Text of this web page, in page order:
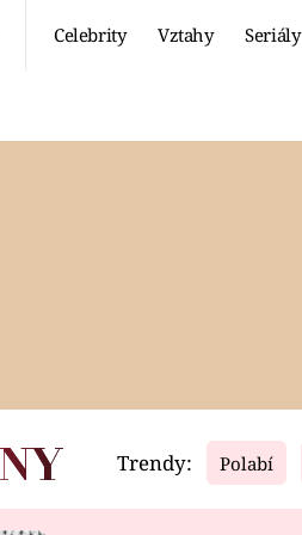
Celebrity Vztahy Seriály
Video
Trendy: Polabí